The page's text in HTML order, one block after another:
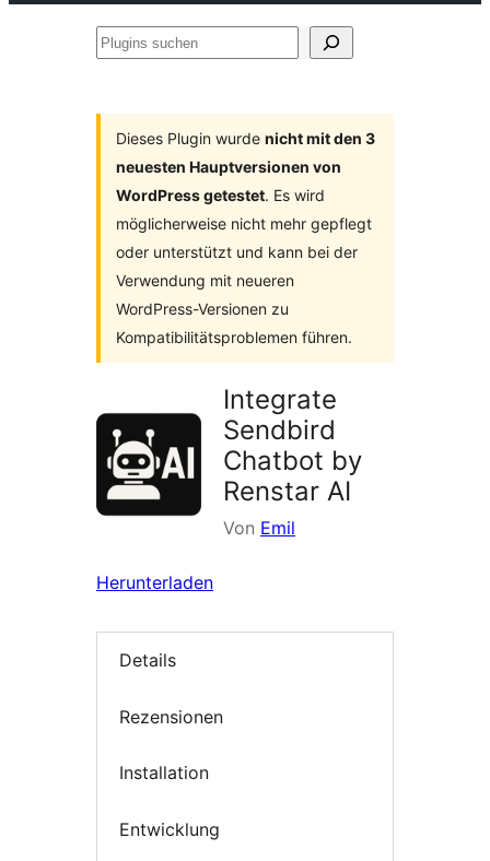
Plugins
Dieses Plugin wurde nicht mit den 3
neuesten Hauptversionen von
WordPress getestet. Es wird
möglicherweise nicht mehr gepflegt
oder unterstützt und kann bei der
Verwendung mit neueren
WordPress-Versionen zu
Kompatibilitätsproblemen führen.
Integrate
Sendbird
Chatbot by
Renstar AI
Von Emil
Herunterladen
Details
Rezensionen
Installation
Entwicklung